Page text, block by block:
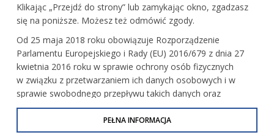
Instytut Meteorologii i Gospodarki Wodnej wydał
ostrzeżenie pierwszego stopnia o burzach. Pojawią się
dzisiaj, 1 czerwca, w kilku małopolskich powiatach, w tym
w Tarnowie i powiecie tarnowskim.
Klikając „Przejdź do strony” lub zamykając okno, zgadzasz
się na poniższe. Możesz też odmówić zgody.
Od 25 maja 2018 roku obowiązuje Rozporządzenie
Parlamentu Europejskiego i Rady (EU) 2016/679 z dnia 27
kwietnia 2016 roku w sprawie ochrony osób fizycznych
w związku z przetwarzaniem ich danych osobowych i w
sprawie swobodnego przepływu takich danych oraz
uchylenia dyrektywy 95/46/WE (określane jako RODO, GDPR
lub Ogólne Rozporządzenie o Ochronie Danych
PEŁNA INFORMACJA